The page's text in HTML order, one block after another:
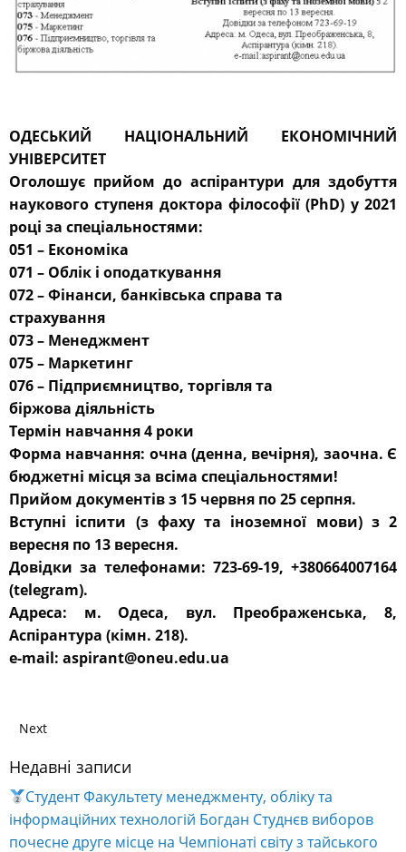
ОДЕСЬКИЙ НАЦІОНАЛЬНИЙ ЕКОНОМІЧНИЙ
УНІВЕРСИТЕТ
Оголошує прийом до аспірантури для здобуття
наукового ступеня доктора філософії (PhD) у 2021
році за спеціальностями:
051 – Економіка
071 – Облік і оподаткування
072 – Фінанси, банківська справа та
страхування
073 – Менеджмент
075 – Маркетинг
076 – Підприємництво, торгівля та
біржова діяльність
Термін навчання 4 роки
Форма навчання: очна (денна, вечірня), заочна. Є
бюджетні місця за всіма спеціальностями!
Прийом документів з 15 червня по 25 серпня.
Вступні іспити (з фаху та іноземної мови) з 2
вересня по 13 вересня.
Довідки за телефонами: 723-69-19, +380664007164
(telegram).
Адреса: м. Одеса, вул. Преображенська, 8,
Аспірантура (кімн. 218).
e-mail: aspirant@oneu.edu.ua
Next
Недавні записи
Студент Факультету менеджменту, обліку та
інформаційних технологій Богдан Студнєв виборов
почесне друге місце на Чемпіонаті світу з тайського